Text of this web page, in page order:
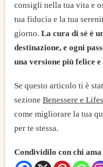
consigli nella tua vita e
tua fiducia e la tua
giorno. La cura di sé è
destinazione, e ogni
una versione più felice
Se questo articolo ti è
sezione Benessere e
come migliorare la tua
per te stessa.
Condividilo con chi